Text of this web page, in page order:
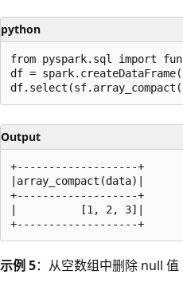
python
from pyspark.sql import
df =
Output
+-------------------+
|array_compact(data)|
+-------------------+
|          [1, 2, 3]|
示例 5：从空数组中删除 null 值